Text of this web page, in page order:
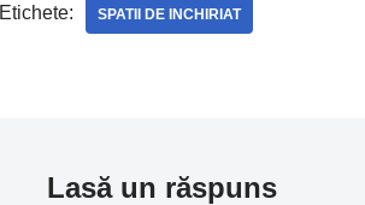
Etichete: SPATII DE INCHIRIAT
Lasă un răspuns